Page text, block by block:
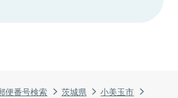
便番号検索 茨城県
小美玉市